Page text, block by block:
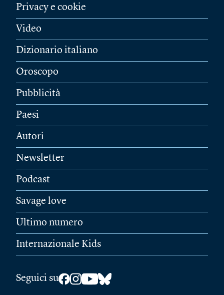
Privacy e cookie
Video
Dizionario italiano
Oroscopo
Pubblicità
Paesi
Autori
Newsletter
Podcast
Savage love
Ultimo numero
Internazionale Kids
Seguici su